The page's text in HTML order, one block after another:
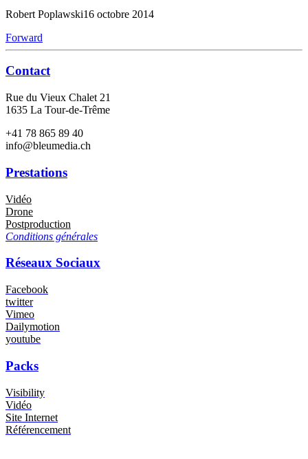
Robert Poplawski16 octobre 2014
Forward
Contact
Rue du Vieux Chalet 21
1635 La Tour-de-Trême
+41 78 865 89 40
info@bleumedia.ch
Prestations
Vidéo
Drone
Postproduction
Conditions générales
Réseaux Sociaux
Facebook
twitter
Vimeo
Dailymotion
youtube
Packs
Visibility
Vidéo
Site Internet
Référencement